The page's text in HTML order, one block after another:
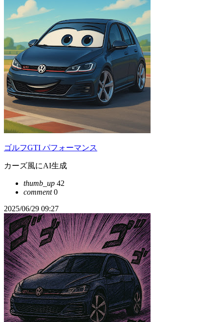
ゴルフGTI パフォーマンス
カーズ風にAI生成
thumb_up 42
comment0
2025/06/29 09:27